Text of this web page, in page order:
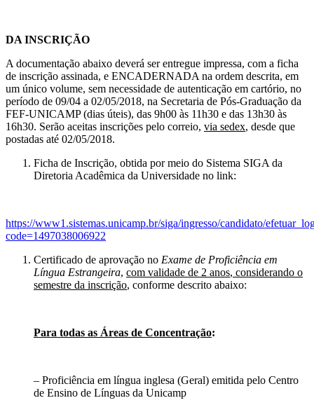
DA INSCRIÇÃO
A documentação abaixo deverá ser entregue impressa, com a ficha
de inscrição assinada, e ENCADERNADA na ordem descrita, em
um único volume, sem necessidade de autenticação em cartório, no
período de 09/04 a 02/05/2018, na Secretaria de Pós-Graduação da
FEF-UNICAMP (dias úteis), das 9h00 às 11h30 e das 13h30 às
16h30. Serão aceitas inscrições pelo correio, via sedex, desde que
postadas até 02/05/2018.
Ficha de Inscrição, obtida por meio do Sistema SIGA da
Diretoria Acadêmica da Universidade no link:
https://www1.sistemas.unicamp.br/siga/ingresso/candidato/
code=1497038006922
Certificado de aprovação no Exame de Proficiência em
Língua Estrangeira, com validade de 2 anos, considerando o
semestre da inscrição, conforme descrito abaixo:
Para todas as Áreas de Concentração:
– Proficiência em língua inglesa (Geral) emitida pelo Centro
de Ensino de Línguas da Unicamp